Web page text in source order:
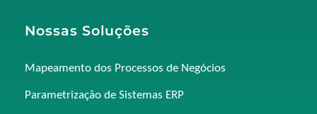
Nossas Soluções
Mapeamento dos Processos de Negócios
Parametrização de Sistemas ERP